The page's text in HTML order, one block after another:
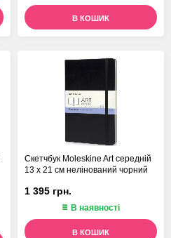
В КОШИК
Скетчбук Moleskine Art середній
13 х 21 см нелінований чорний
1 395 грн.
В наявності
В КОШИК